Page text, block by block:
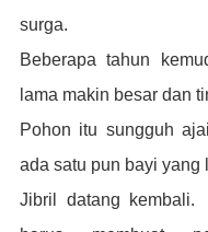
surga.
Beberapa tahun
lama makin besar dan
Pohon itu sungguh
ada satu pun bayi yang
Jibril datang